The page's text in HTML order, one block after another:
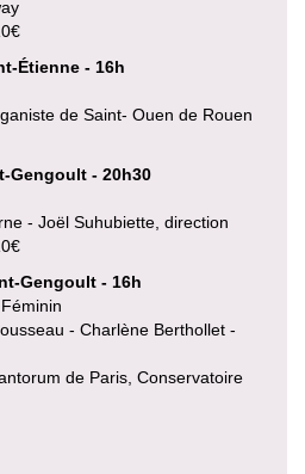
Étienne - 16h
de Saint- Ouen de Rouen
Gengoult - 20h30
- Joël Suhubiette, direction
Gengoult - 16h
- Charlène Berthollet -
de Paris, Conservatoire